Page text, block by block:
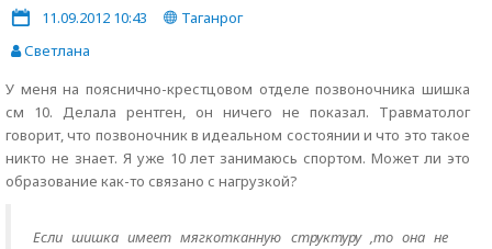
11.09.2012 10:43
Таганрог
Светлана
У меня на пояснично-крестцовом отделе позвоночника шишка
см 10. Делала рентген, он ничего не показал. Травматолог
говорит, что позвоночник в идеальном состоянии и что это такое
никто не знает. Я уже 10 лет занимаюсь спортом. Может ли это
образование как-то связано с нагрузкой?
Если шишка имеет мягкотканную структуру ,то она не